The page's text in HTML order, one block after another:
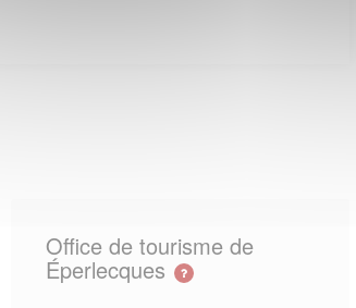
Office de tourisme de
Éperlecques